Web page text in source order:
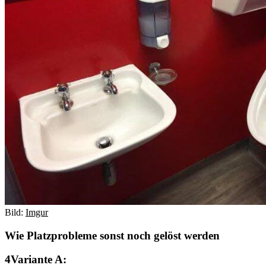
Bild: Imgur
Wie Platzprobleme sonst noch gelöst werden
Variante A: